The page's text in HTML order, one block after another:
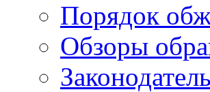
Порядок
Обзоры